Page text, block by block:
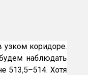
узком коридоре.
наблюдать
513,5–514. Хотя